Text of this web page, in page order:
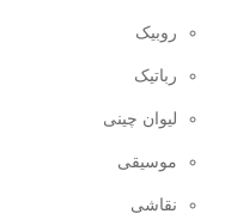
روبیک
رباتیک
لیوان چینی
موسیقی
نقاشی